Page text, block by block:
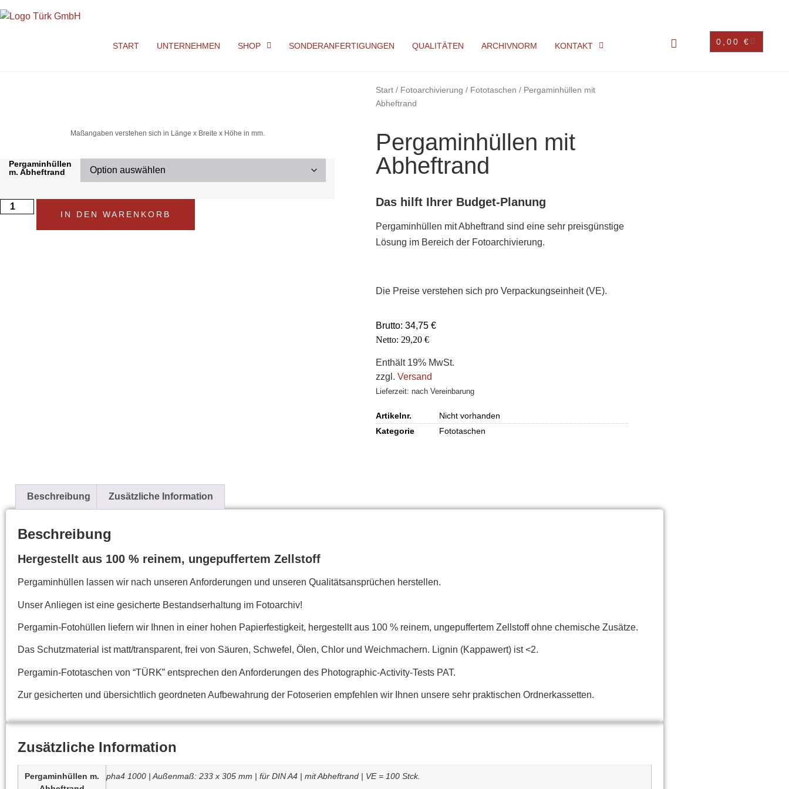
START UNTERNEHMEN SHOP SONDERANFERTIGUNGEN QUALITÄTEN ARCHIVNORM KONTAKT 0,00 €
Maßangaben verstehen sich in Länge x Breite x Höhe in mm.
Pergaminhüllen
m. Abheftrand
IN DEN WARENKORB
Start / Fotoarchivierung / Fototaschen / Pergaminhüllen mit
Abheftrand
Pergaminhüllen mit
Abheftrand
Das hilft Ihrer Budget-Planung
Pergaminhüllen mit Abheftrand sind eine sehr preisgünstige
Lösung im Bereich der Fotoarchivierung.
Die Preise verstehen sich pro Verpackungseinheit (VE).
Brutto: 34,75 €
Netto: 29,20 €
Enthält 19% MwSt.
zzgl. Versand
Lieferzeit: nach Vereinbarung
Artikelnr.
Nicht vorhanden
Kategorie
Fototaschen
Beschreibung Zusätzliche Information
Beschreibung
Hergestellt aus 100 % reinem, ungepuffertem Zellstoff
Pergaminhüllen lassen wir nach unseren Anforderungen und unseren Qualitätsansprüchen herstellen.
Unser Anliegen ist eine gesicherte Bestandserhaltung im Fotoarchiv!
Pergamin-Fotohüllen liefern wir Ihnen in einer hohen Papierfestigkeit, hergestellt aus 100 % reinem, ungepuffertem Zellstoff ohne chemische Zusätze.
Das Schutzmaterial ist matt/transparent, frei von Säuren, Schwefel, Ölen, Chlor und Weichmachern. Lignin (Kappawert) ist <2.
Pergamin-Fototaschen von “TÜRK” entsprechen den Anforderungen des Photographic-Activity-Tests PAT.
Zur gesicherten und übersichtlich geordneten Aufbewahrung der Fotoserien empfehlen wir Ihnen unsere sehr praktischen Ordnerkassetten.
Zusätzliche Information
Pergaminhüllen m.
pha4 1000 | Außenmaß: 233 x 305 mm | für DIN A4 | mit Abheftrand | VE = 100 Stck.